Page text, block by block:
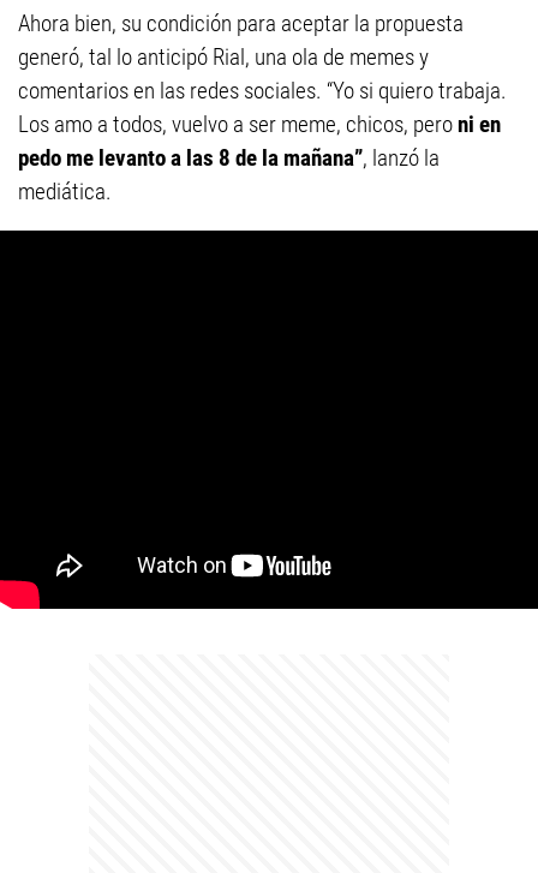
Ahora bien, su condición para aceptar la propuesta
generó, tal lo anticipó Rial, una ola de memes y
comentarios en las redes sociales. “Yo si quiero trabaja.
Los amo a todos, vuelvo a ser meme, chicos, peroni en
pedo me levanto a las 8 de la mañana”, lanzó la
mediática.